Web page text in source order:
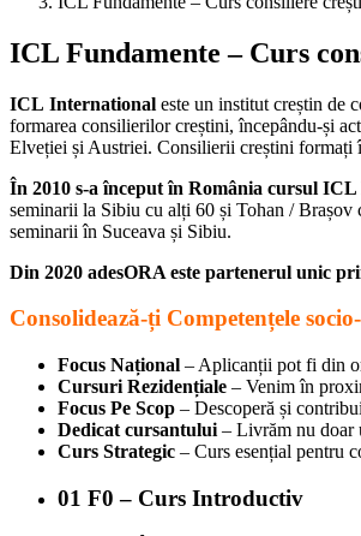
ICL Fundamente – Curs
ICL International este un institut creștin de
formarea consilierilor creștini, începându-și
Elveției și Austriei. Consilierii creștini formați
În 2010 s-a început în România cursul ICL
seminarii la Sibiu cu alți 60 și Tohan /
seminarii în Suceava și Sibiu.
Din 2020 adesORA este partenerul unic
Consolidează-ți Competențele
Focus Național – Aplicanții pot fi din
Cursuri Rezidențiale – Venim în
Focus Pe Scop – Descoperă și
Dedicat cursantului – Livrăm nu doar
Curs Strategic – Curs esențial pentru
01 F0 – Curs Introductiv